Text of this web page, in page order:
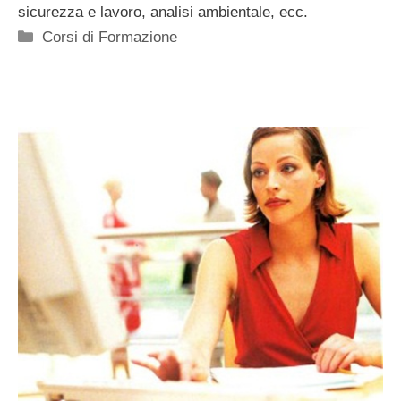
sicurezza e lavoro, analisi ambientale, ecc.
Categorie
Corsi di Formazione